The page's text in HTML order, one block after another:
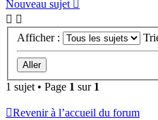
Nouveau sujet
Afficher :
1 sujet • Page 1 sur 1
Revenir à l’accueil du forum